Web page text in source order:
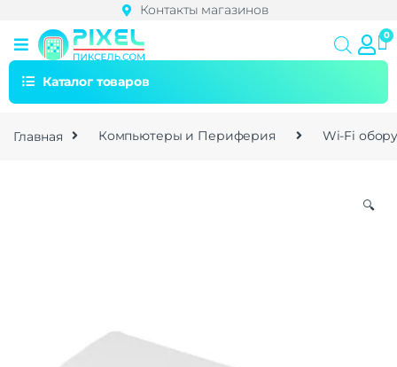
Контакты магазинов
Каталог товаров
Главная Компьютеры и Периферия Wi-Fi
🔍